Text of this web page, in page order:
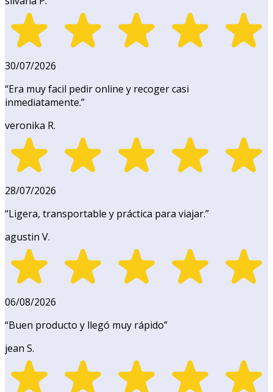
30/07/2026
“Era muy facil pedir online y recoger casi
inmediatamente.”
veronika R.
28/07/2026
“Ligera, transportable y práctica para viajar.”
agustin V.
06/08/2026
“Buen producto y llegó muy rápido”
jean S.